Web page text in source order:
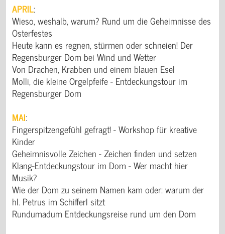
APRIL:
Wieso, weshalb, warum? Rund um die Geheimnisse des
Osterfestes
Heute kann es regnen, stürmen oder schneien! Der
Regensburger Dom bei Wind und Wetter
Von Drachen, Krabben und einem blauen Esel
Molli, die kleine Orgelpfeife - Entdeckungstour im
Regensburger Dom
MAI:
Fingerspitzengefühl gefragt! - Workshop für kreative
Kinder
Geheimnisvolle Zeichen - Zeichen finden und setzen
Klang-Entdeckungstour im Dom - Wer macht hier
Musik?
Wie der Dom zu seinem Namen kam oder: warum der
hl. Petrus im Schifferl sitzt
Rundumadum Entdeckungsreise rund um den Dom